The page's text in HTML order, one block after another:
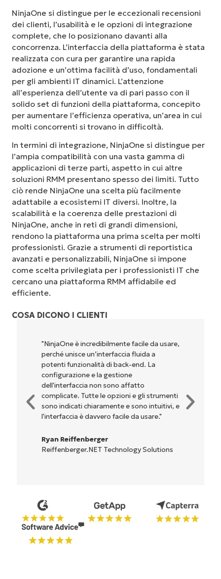
NinjaOne si distingue per le eccezionali recensioni
dei clienti, l’usabilità e le opzioni di integrazione
complete, che lo posizionano davanti alla
concorrenza. L’interfaccia della piattaforma è stata
realizzata con cura per garantire una rapida
adozione e un’ottima facilità d’uso, fondamentali
per gli ambienti IT dinamici. L’attenzione
all’esperienza dell’utente va di pari passo con il
solido set di funzioni della piattaforma, concepito
per aumentare l’efficienza operativa, un’area in cui
molti concorrenti si trovano in difficoltà.
In termini di integrazione, NinjaOne si distingue per
l’ampia compatibilità con una vasta gamma di
applicazioni di terze parti, aspetto in cui altre
soluzioni RMM presentano spesso dei limiti. Tutto
ciò rende NinjaOne una scelta più facilmente
adattabile a ecosistemi IT diversi. Inoltre, la
scalabilità e la coerenza delle prestazioni di
NinjaOne, anche in reti di grandi dimensioni,
rendono la piattaforma una prima scelta per molti
professionisti. Grazie a strumenti di reportistica
avanzati e personalizzabili, NinjaOne si impone
come scelta privilegiata per i professionisti IT che
cercano una piattaforma RMM affidabile ed
efficiente.
COSA DICONO I CLIENTI
"NinjaOne è incredibilmente facile da usare,
perché unisce un’interfaccia fluida a
potenti funzionalità di back-end. La
configurazione e la gestione
dell'interfaccia non sono affatto
complicate. Tutte le opzioni e gli strumenti
sono indicati chiaramente e sono intuitivi, e
l'interfaccia è davvero facile da usare."
Ryan Reiffenberger
Reiffenberger.NET Technology Solutions